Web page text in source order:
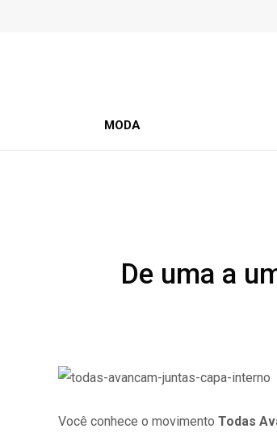
MODA
De uma a
Você conhece o movimento Todas